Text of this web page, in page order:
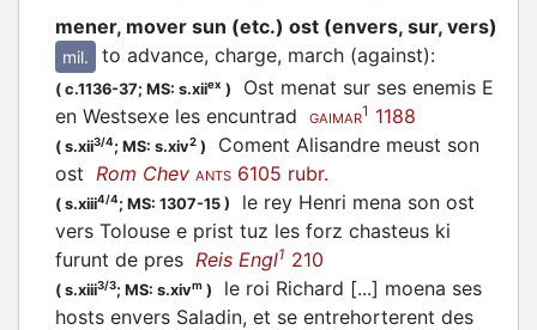
mener, mover sun (etc.) ost (envers, sur, vers)
mil. to advance, charge, march (against):
( c.1136-37; MS: s.xiiex )
Ost menat sur ses enemis E
en Westsexe les encuntrad
GAIMAR1 1188
( s.xii3/4; MS: s.xiv2 )
Coment Alisandre meust son
ost Rom Chev ANTS 6105 rubr.
( s.xiii4/4; MS: 1307-15 )
le rey Henri mena son ost
vers Tolouse e prist tuz les forz chasteus ki
furunt de pres Reis Engl1 210
( s.xiii3/3; MS: s.xivm )
le roi Richard [...] moena ses
hosts envers Saladin, et se entrehorterent des